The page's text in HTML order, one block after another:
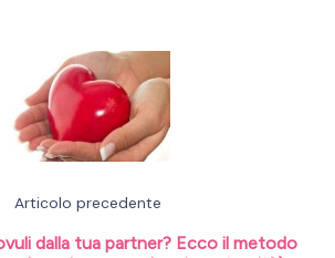
Articolo precedente
dalla tua partner? Ecco il metodo